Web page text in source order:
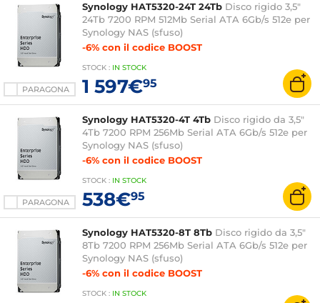
PARAGONA
Synology HAT5320-24T 24Tb Disco rigido 3,5"
24Tb 7200 RPM 512Mb Serial ATA 6Gb/s 512e per
Synology NAS (sfuso)
-6% con il codice BOOST
STOCK : IN STOCK
1 597€95
PARAGONA
Synology HAT5320-4T 4Tb Disco rigido da 3,5"
4Tb 7200 RPM 256Mb Serial ATA 6Gb/s 512e per
Synology NAS (sfuso)
-6% con il codice BOOST
STOCK : IN STOCK
538€95
Synology HAT5320-8T 8Tb Disco rigido da 3,5"
8Tb 7200 RPM 256Mb Serial ATA 6Gb/s 512e per
Synology NAS (sfuso)
-6% con il codice BOOST
STOCK : IN STOCK